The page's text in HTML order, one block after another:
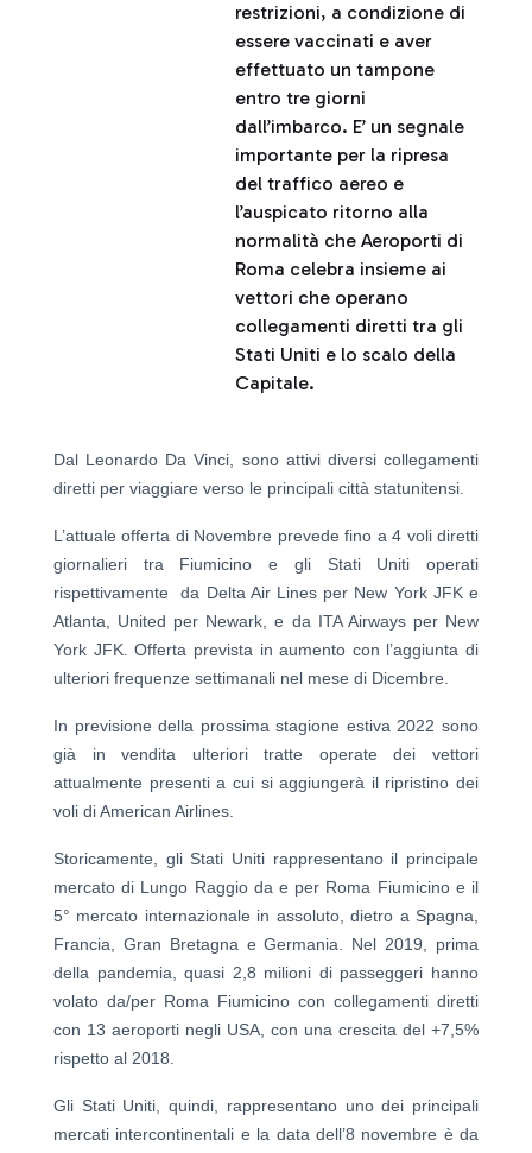
restrizioni, a condizione di
essere vaccinati e aver
effettuato un tampone
entro tre giorni
dall’imbarco. E’ un segnale
importante per la ripresa
del traffico aereo e
l’auspicato ritorno alla
normalità che Aeroporti di
Roma celebra insieme ai
vettori che operano
collegamenti diretti tra gli
Stati Uniti e lo scalo della
Capitale.
Dal Leonardo Da Vinci, sono attivi diversi collegamenti
diretti per viaggiare verso le principali città statunitensi.
L’attuale offerta di Novembre prevede fino a 4 voli diretti
giornalieri tra Fiumicino e gli Stati Uniti operati
rispettivamente da Delta Air Lines per New York JFK e
Atlanta, United per Newark, e da ITA Airways per New
York JFK. Offerta prevista in aumento con l’aggiunta di
ulteriori frequenze settimanali nel mese di Dicembre.
In previsione della prossima stagione estiva 2022 sono
già in vendita ulteriori tratte operate dei vettori
attualmente presenti a cui si aggiungerà il ripristino dei
voli di American Airlines.
Storicamente, gli Stati Uniti rappresentano il principale
mercato di Lungo Raggio da e per Roma Fiumicino e il
5° mercato internazionale in assoluto, dietro a Spagna,
Francia, Gran Bretagna e Germania. Nel 2019, prima
della pandemia, quasi 2,8 milioni di passeggeri hanno
volato da/per Roma Fiumicino con collegamenti diretti
con 13 aeroporti negli USA, con una crescita del +7,5%
rispetto al 2018.
Gli Stati Uniti, quindi, rappresentano uno dei principali
mercati intercontinentali e la data dell’8 novembre è da